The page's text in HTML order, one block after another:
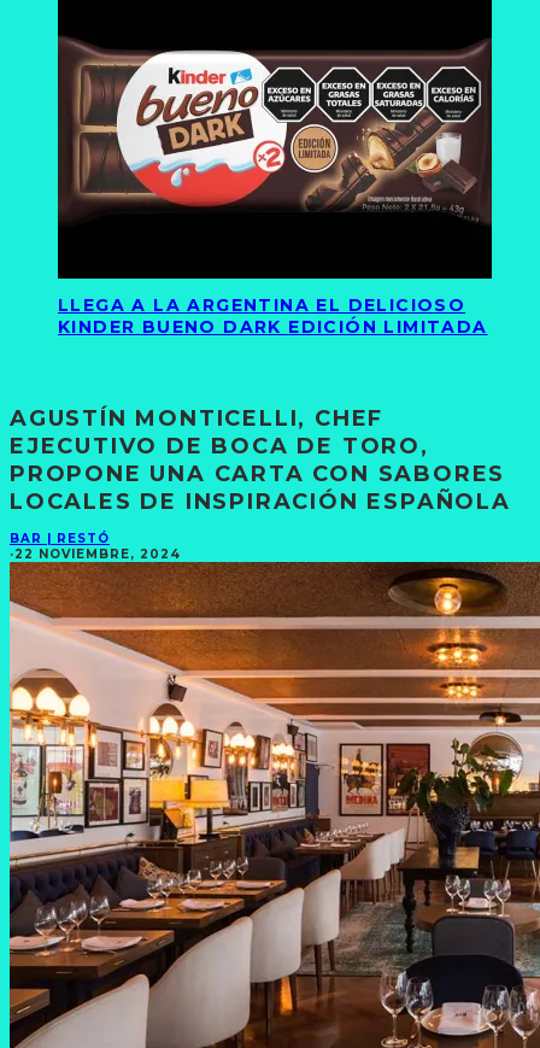
LLEGA A LA ARGENTINA EL DELICIOSO
KINDER BUENO DARK EDICIÓN LIMITADA
AGUSTÍN MONTICELLI, CHEF
EJECUTIVO DE BOCA DE TORO,
PROPONE UNA CARTA CON SABORES
LOCALES DE INSPIRACIÓN ESPAÑOLA
BAR | RESTÓ
·22 NOVIEMBRE, 2024